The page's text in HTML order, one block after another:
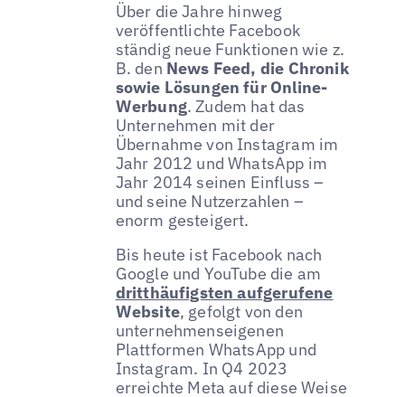
Über die Jahre hinweg
veröffentlichte Facebook
ständig neue Funktionen wie z.
B. den News Feed, die Chronik
sowie Lösungen für Online-
Werbung. Zudem hat das
Unternehmen mit der
Übernahme von Instagram im
Jahr 2012 und WhatsApp im
Jahr 2014 seinen Einfluss –
und seine Nutzerzahlen –
enorm gesteigert.
Bis heute ist Facebook nach
Google und YouTube die am
dritthäufigsten aufgerufene
Website, gefolgt von den
unternehmenseigenen
Plattformen WhatsApp und
Instagram. In Q4 2023
erreichte Meta auf diese Weise